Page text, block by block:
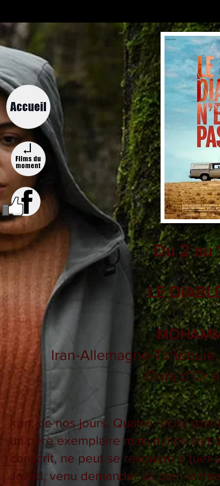
Du 2 au
LE
Iran-Allemagne-
Ours d’Or
Iran, de nos jours. Quatre récits
un père exemplaire mais nul ne sait
conscrit, ne peut se résoudre à tuer
Javad, venu demander sa bien-